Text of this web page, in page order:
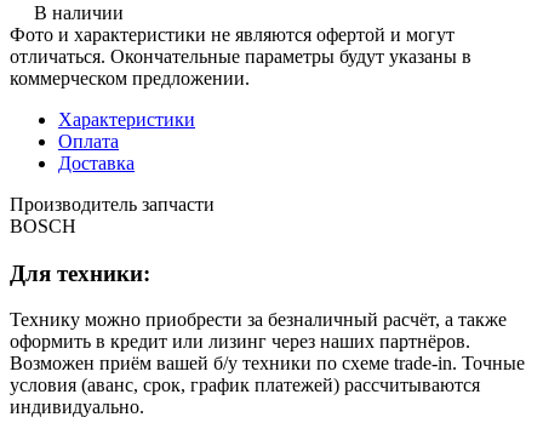
В наличии
Фото и характеристики не являются офертой и могут
отличаться. Окончательные параметры будут указаны в
коммерческом предложении.
Характеристики
Оплата
Доставка
Производитель запчасти
BOSCH
Для техники:
Технику можно приобрести за безналичный расчёт, а также
оформить в кредит или лизинг через наших партнёров.
Возможен приём вашей б/у техники по схеме trade-in. Точные
условия (аванс, срок, график платежей) рассчитываются
индивидуально.